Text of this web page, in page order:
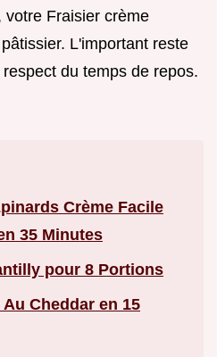
votre Fraisier crème
L'important reste
du temps de repos.
Crème Facile
35 Minutes
pour 8 Portions
Cheddar en 15